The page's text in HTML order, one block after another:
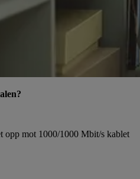
opp mot 1000/1000 Mbit/s kablet